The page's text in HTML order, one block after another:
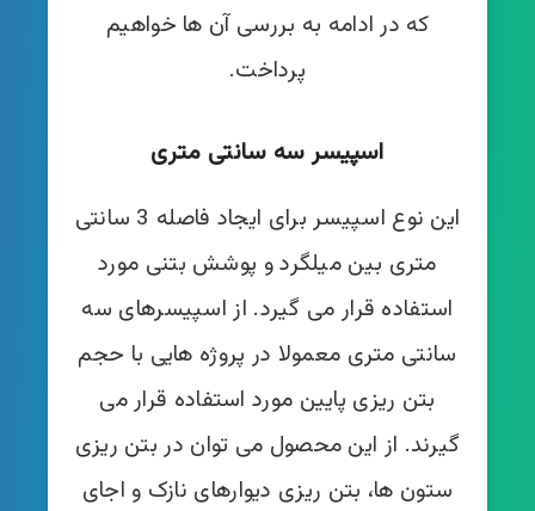
که در ادامه به بررسی آن ها خواهیم
پرداخت.
اسپیسر سه سانتی متری
این نوع اسپیسر برای ایجاد فاصله 3 سانتی
متری بین میلگرد و پوشش بتنی مورد
استفاده قرار می گیرد. از اسپیسرهای سه
سانتی متری معمولا در پروژه هایی با حجم
بتن ریزی پایین مورد استفاده قرار می
گیرند. از این محصول می توان در بتن ریزی
ستون ها، بتن ریزی دیوارهای نازک و اجای